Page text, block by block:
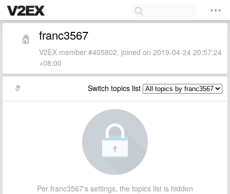
franc3567
V2EX member #405802, joined on 2019-04-24 20:57:24
+08:00
Switch topics list
Per franc3567's settings, the topics list is hidden